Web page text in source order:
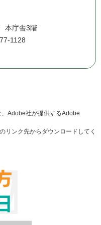
本庁舎3階
1128
Adobe社が提供するAdobe
リンク先からダウンロードしてく